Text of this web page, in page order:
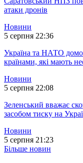
атаки дронів
Новини
5 серпня 22:36
Україна та НАТО
країнами, які мають
Новини
5 серпня 22:08
Зеленський вважає
засобом тиску на
Новини
5 серпня 21:23
Більше новин